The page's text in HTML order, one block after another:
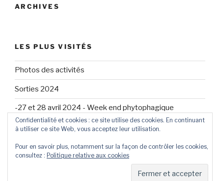
ARCHIVES
LES PLUS VISITÉS
Photos des activités
Sorties 2024
-27 et 28 avril 2024 - Week end phytophagique
Propulsé par WordPress /WordPress Maintenance
Confidentialité et cookies : ce site utilise des cookies. En continuant
à utiliser ce site Web, vous acceptez leur utilisation.
Pour en savoir plus, notamment sur la façon de contrôler les cookies,
consultez : Politique relative aux cookies